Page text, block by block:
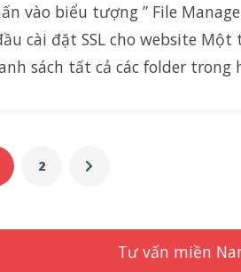
vào biểu tượng ” File
cài đặt SSL cho website
sách tất cả các folder trong
2
Tư vấn miền